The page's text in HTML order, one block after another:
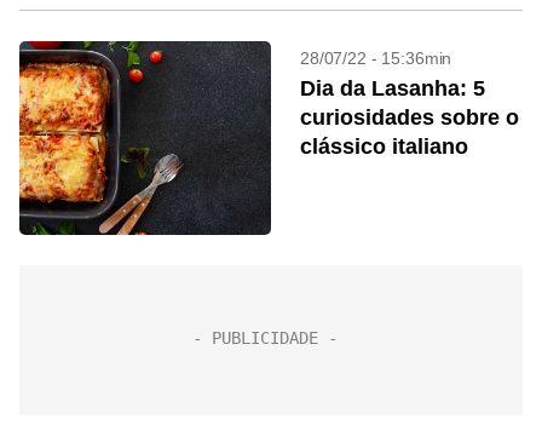
28/07/22 - 15:36min
Dia da Lasanha: 5
curiosidades sobre o
clássico italiano